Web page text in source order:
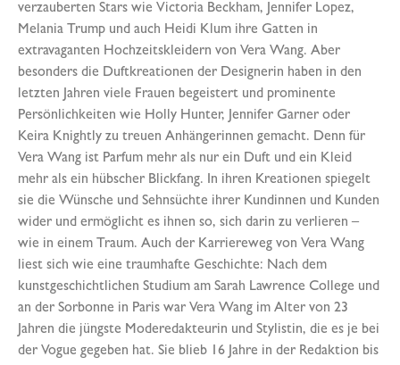
verzauberten Stars wie Victoria Beckham, Jennifer Lopez,
Melania Trump und auch Heidi Klum ihre Gatten in
extravaganten Hochzeitskleidern von Vera Wang. Aber
besonders die Duftkreationen der Designerin haben in den
letzten Jahren viele Frauen begeistert und prominente
Persönlichkeiten wie Holly Hunter, Jennifer Garner oder
Keira Knightly zu treuen Anhängerinnen gemacht. Denn für
Vera Wang ist Parfum mehr als nur ein Duft und ein Kleid
mehr als ein hübscher Blickfang. In ihren Kreationen spiegelt
sie die Wünsche und Sehnsüchte ihrer Kundinnen und Kunden
wider und ermöglicht es ihnen so, sich darin zu verlieren –
wie in einem Traum. Auch der Karriereweg von Vera Wang
liest sich wie eine traumhafte Geschichte: Nach dem
kunstgeschichtlichen Studium am Sarah Lawrence College und
an der Sorbonne in Paris war Vera Wang im Alter von 23
Jahren die jüngste Moderedakteurin und Stylistin, die es je bei
der Vogue gegeben hat. Sie blieb 16 Jahre in der Redaktion bis